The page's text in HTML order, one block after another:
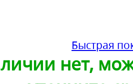
Быстрая
нет,